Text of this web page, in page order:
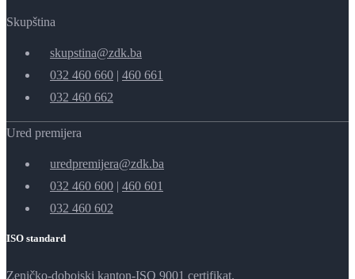
Skupština
skupstina@zdk.ba
032 460 660 | 460 661
032 460 662
Ured premijera
uredpremijera@zdk.ba
032 460 600 | 460 601
032 460 602
ISO standard
Zeničko-dobojski kanton-ISO 9001 certifikat.